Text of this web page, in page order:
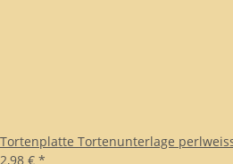
Tortenplatte Tortenunterlage
2,98 € *